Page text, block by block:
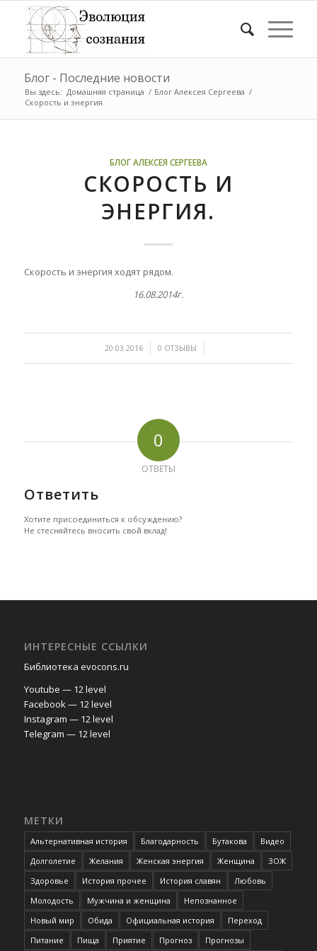
Блог - Последние новости
Вы здесь: Домашняя страница / Блог Алексея Сергеева /
Скорость и энергия.
БЛОГ АЛЕКСЕЯ СЕРГЕЕВА
СКОРОСТЬ И
ЭНЕРГИЯ.
Скорость и энергия ходят рядом.
16.08.2014г.
20.03.2016
/ 0 ОТЗЫВЫ
/
0
ОТВЕТЫ
Ответить
Хотите присоединиться к обсуждению?
Не стесняйтесь вносить свой вклад!
ИНТЕРЕСНЫЕ ССЫЛКИ
Библиотека evocons.ru
Youtube — 12 level
Facebook — 12 level
Instagram — 12 level
Telegram — 12 level
МЕТКИ
Альтернативная история Благодарность Бутакова
Видео
Долголетие
Желания Женская энергия Женщина
ЗОЖ
Здоровье
История прочее История славян
Любовь
Молодость
Мужчина и женщина
Непознанное
Новый мир
Обида Официальная история
Переход
Питание
Пища Приятие Прогноз Прогнозы